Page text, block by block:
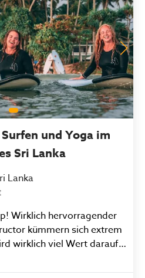
und Yoga im
Sri Lanka
Lanka
Wirklich hervorragender
kümmern sich extrem
wirklich viel Wert darauf
verbessert. Das Camp
die Atmosphäre sehr